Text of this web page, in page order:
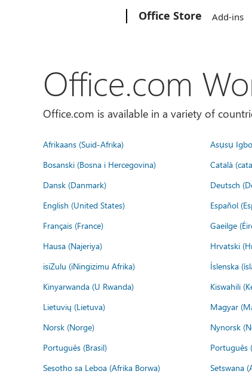
Office Store Add-ins
Office.com
Office.com is available in a variety of
Afrikaans (Suid-Afrika) Asụsụ
Bosanski (Bosna i Hercegovina)
Català
Dansk (Danmark)
Deutsch
English (United States)
Español
Français (France)
Gaeilge
Hausa (Najeriya)
Hrvatski
isiZulu (iNingizimu Afrika)
Íslenska
Kinyarwanda (U Rwanda)
Kiswahili
Lietuvių (Lietuva)
Magyar
Norsk (Norge)
Nynorsk
Português (Brasil)
Português
Sesotho sa Leboa (Afrika Borwa)
Setswana